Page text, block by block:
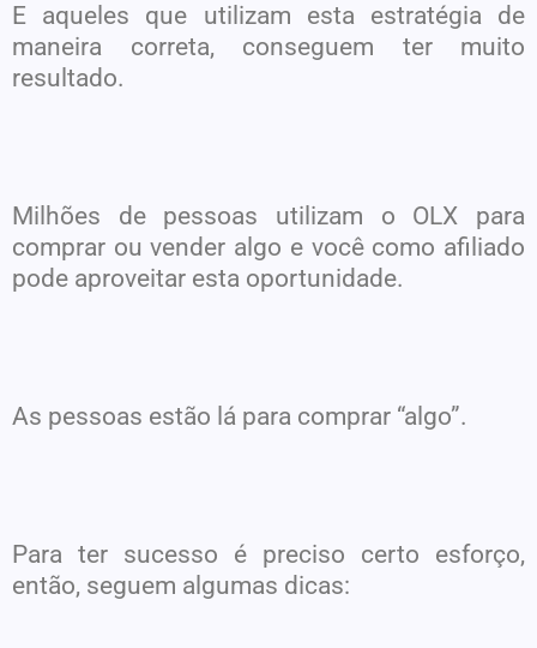
E aqueles que utilizam esta estratégia de
maneira correta, conseguem ter muito
resultado.
Milhões de pessoas utilizam o OLX para
comprar ou vender algo e você como afiliado
pode aproveitar esta oportunidade.
As pessoas estão lá para comprar “algo”.
Para ter sucesso é preciso certo esforço,
então, seguem algumas dicas: